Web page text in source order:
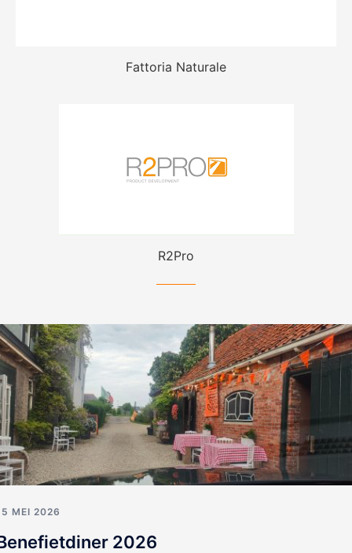
Fattoria Naturale
R2Pro
MEI 2026
2026